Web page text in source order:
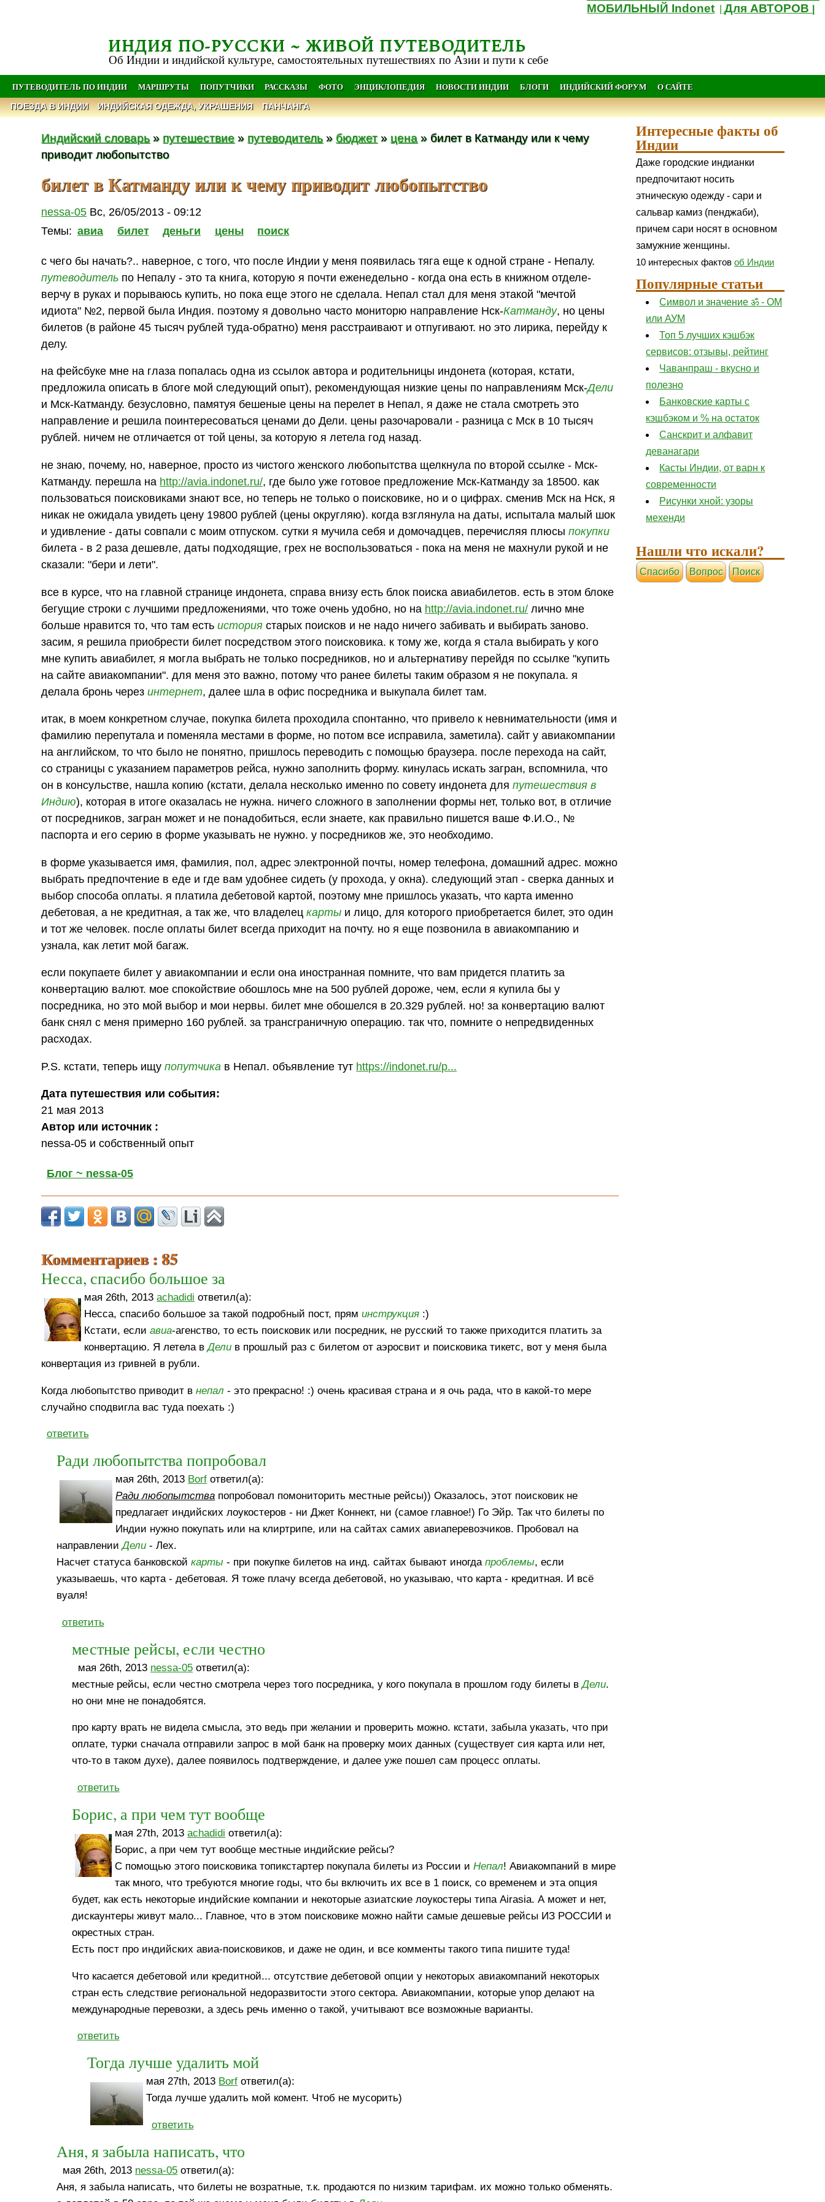
МОБИЛЬНЫЙ Indonet |Для АВТОРОВ
ИНДИЯ ПО-РУССКИ ~ ЖИВОЙ ПУТЕВОДИТЕЛЬ
Об Индии и индийской культуре, самостоятельных путешествиях по Азии и пути к себе
ПУТЕВОДИТЕЛЬ ПО ИНДИИ МАРШРУТЫ ПОПУТЧИКИ РАССКАЗЫ ФОТО ЭНЦИКЛОПЕДИЯ НОВОСТИ ИНДИИ БЛОГИ ИНДИЙСКИЙ ФОРУМ О САЙТЕ
ПОЕЗДА В ИНДИИ ИНДИЙСКАЯ ОДЕЖДА, УКРАШЕНИЯ ПАНЧАНГА
Индийский словарь» путешествие » путеводитель» бюджет» цена » билет в Катманду или к чему
приводит любопытство
билет в Катманду или к чему приводит любопытство
nessa-05 Вс, 26/05/2013 - 09:12
Темы: авиа билет деньги цены поиск
с чего бы начать?.. наверное, с того, что после Индии у меня появилась тяга еще к одной стране - Непалу.
путеводитель по Непалу - это та книга, которую я почти еженедельно - когда она есть в книжном отделе-
верчу в руках и порываюсь купить, но пока еще этого не сделала. Непал стал для меня этакой "мечтой
идиота" №2, первой была Индия. поэтому я довольно часто мониторю направление Нск-Катманду, но цены
билетов (в районе 45 тысяч рублей туда-обратно) меня расстраивают и отпугивают. но это лирика, перейду к
делу.
на фейсбуке мне на глаза попалась одна из ссылок автора и родительницы индонета (которая, кстати,
предложила описать в блоге мой следующий опыт), рекомендующая низкие цены по направлениям Мск-Дели
и Мск-Катманду. безусловно, памятуя бешеные цены на перелет в Непал, я даже не стала смотреть это
направление и решила поинтересоваться ценами до Дели. цены разочаровали - разница с Мск в 10 тысяч
рублей. ничем не отличается от той цены, за которую я летела год назад.
не знаю, почему, но, наверное, просто из чистого женского любопытства щелкнула по второй ссылке - Мск-
Катманду. перешла на http://avia.indonet.ru/, где было уже готовое предложение Мск-Катманду за 18500. как
пользоваться поисковиками знают все, но теперь не только о поисковике, но и о цифрах. сменив Мск на Нск, я
никак не ожидала увидеть цену 19800 рублей (цены округляю). когда взглянула на даты, испытала малый шок
и удивление - даты совпали с моим отпуском. сутки я мучила себя и домочадцев, перечисляя плюсыпокупки
билета - в 2 раза дешевле, даты подходящие, грех не воспользоваться - пока на меня не махнули рукой и не
сказали: "бери и лети".
все в курсе, что на главной странице индонета, справа внизу есть блок поиска авиабилетов. есть в этом блоке
бегущие строки с лучшими предложениями, что тоже очень удобно, но на http://avia.indonet.ru/ лично мне
больше нравится то, что там естьистория старых поисков и не надо ничего забивать и выбирать заново.
засим, я решила приобрести билет посредством этого поисковика. к тому же, когда я стала выбирать у кого
мне купить авиабилет, я могла выбрать не только посредников, но и альтернативу перейдя по ссылке "купить
на сайте авиакомпании". для меня это важно, потому что ранее билеты таким образом я не покупала. я
делала бронь черезинтернет, далее шла в офис посредника и выкупала билет там.
итак, в моем конкретном случае, покупка билета проходила спонтанно, что привело к невнимательности (имя и
фамилию перепутала и поменяла местами в форме, но потом все исправила, заметила). сайт у авиакомпании
на английском, то что было не понятно, пришлось переводить с помощью браузера. после перехода на сайт,
со страницы с указанием параметров рейса, нужно заполнить форму. кинулась искать загран, вспомнила, что
он в консульстве, нашла копию (кстати, делала несколько именно по совету индонета дляпутешествия в
Индию), которая в итоге оказалась не нужна. ничего сложного в заполнении формы нет, только вот, в отличие
от посредников, загран может и не понадобиться, если знаете, как правильно пишется ваше Ф.И.О., №
паспорта и его серию в форме указывать не нужно. у посредников же, это необходимо.
в форме указывается имя, фамилия, пол, адрес электронной почты, номер телефона, домашний адрес. можно
выбрать предпочтение в еде и где вам удобнее сидеть (у прохода, у окна). следующий этап - сверка данных и
выбор способа оплаты. я платила дебетовой картой, поэтому мне пришлось указать, что карта именно
дебетовая, а не кредитная, а так же, что владелецкарты и лицо, для которого приобретается билет, это один
и тот же человек. после оплаты билет всегда приходит на почту. но я еще позвонила в авиакомпанию и
узнала, как летит мой багаж.
если покупаете билет у авиакомпании и если она иностранная помните, что вам придется платить за
конвертацию валют. мое спокойствие обошлось мне на 500 рублей дороже, чем, если я купила бы у
посредника, но это мой выбор и мои нервы. билет мне обошелся в 20.329 рублей. но! за конвертацию валют
банк снял с меня примерно 160 рублей. за трансграничную операцию. так что, помните о непредвиденных
расходах.
P.S. кстати, теперь ищупопутчика в Непал. объявление тут https://indonet.ru/p...
Дата путешествия или события:
21 мая 2013
Автор или источник :
nessa-05 и собственный опыт
Блог ~ nessa-05
Комментариев : 85
Несса, спасибо большое за
мая 26th, 2013achadidi ответил(а):
Несса, спасибо большое за такой подробный пост, пряминструкция :)
Кстати, еслиавиа-агенство, то есть поисковик или посредник, не русский то также приходится платить за
конвертацию. Я летела вДели в прошлый раз с билетом от аэросвит и поисковика тикетс, вот у меня была
конвертация из гривней в рубли.
Когда любопытство приводит внепал - это прекрасно! :) очень красивая страна и я очь рада, что в какой-то мере
случайно сподвигла вас туда поехать :)
ответить
Ради любопытства попробовал
мая 26th, 2013 Borf ответил(а):
Ради любопытства попробовал помониторить местные рейсы)) Оказалось, этот поисковик не
предлагает индийских лоукостеров - ни Джет Коннект, ни (самое главное!) Го Эйр. Так что билеты по
Индии нужно покупать или на клиртрипе, или на сайтах самих авиаперевозчиков. Пробовал на
направленииДели - Лех.
Насчет статуса банковскойкарты - при покупке билетов на инд. сайтах бывают иногдапроблемы, если
указываешь, что карта - дебетовая. Я тоже плачу всегда дебетовой, но указываю, что карта - кредитная. И всё
вуаля!
ответить
местные рейсы, если честно
мая 26th, 2013 nessa-05 ответил(а):
местные рейсы, если честно смотрела через того посредника, у кого покупала в прошлом году билеты вДели.
но они мне не понадобятся.
про карту врать не видела смысла, это ведь при желании и проверить можно. кстати, забыла указать, что при
оплате, турки сначала отправили запрос в мой банк на проверку моих данных (существует сия карта или нет,
что-то в таком духе), далее появилось подтверждение, и далее уже пошел сам процесс оплаты.
ответить
Борис, а при чем тут вообще
мая 27th, 2013achadidi ответил(а):
Борис, а при чем тут вообще местные индийские рейсы?
С помощью этого поисковика топикстартер покупала билеты из России иНепал! Авиакомпаний в мире
так много, что требуются многие годы, что бы включить их все в 1 поиск, со временем и эта опция
будет, как есть некоторые индийские компании и некоторые азиатские лоукостеры типа Airasia. А может и нет,
дискаунтеры живут мало... Главное, что в этом поисковике можно найти самые дешевые рейсы ИЗ РОССИИ и
окрестных стран.
Есть пост про индийских авиа-поисковиков, и даже не один, и все комменты такого типа пишите туда!
Что касается дебетовой или кредитной... отсутствие дебетовой опции у некоторых авиакомпаний некоторых
стран есть следствие региональной недоразвитости этого сектора. Авиакомпании, которые упор делают на
международные перевозки, а здесь речь именно о такой, учитывают все возможные варианты.
ответить
Тогда лучше удалить мой
мая 27th, 2013 Borf ответил(а):
Тогда лучше удалить мой комент. Чтоб не мусорить)
ответить
Аня, я забыла написать, что
мая 26th, 2013 nessa-05 ответил(а):
Аня, я забыла написать, что билеты не возратные, т.к. продаются по низким тарифам. их можно только обменять.
Интересные факты об
Индии
Даже городские индианки
предпочитают носить
этническую одежду - сари и
сальвар камиз (пенджаби),
причем сари носят в основном
замужние женщины.
10 интересных фактовоб Индии
Популярные статьи
Символ и значение ॐ - ОМ
или АУМ
Топ 5 лучших кэшбэк
сервисов: отзывы, рейтинг
Чаванпраш - вкусно и
полезно
Банковские карты с
кэшбэком и % на остаток
Санскрит и алфавит
деванагари
Касты Индии, от варн к
современности
Рисунки хной: узоры
мехенди
Нашли что искали?
Cпасибо Вопрос Поиск